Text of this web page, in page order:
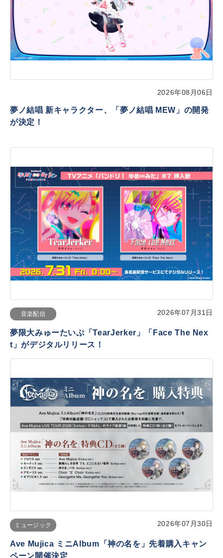
2026年08月06日
夢ノ結唱 新キャラクター、「夢ノ結唱 MEW」の開発
が決定！
音楽配信 2026年07月31日
夢限大みゅーたいぷ「TearJerker」「Face The Nex
t」がデジタルリリース！
ミュージック 2026年07月30日
Ave Mujica ミニAlbum「神の名を」先着購入キャン
ペーン開催決定